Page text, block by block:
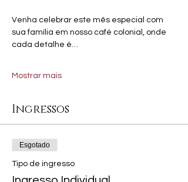
Venha celebrar este mês especial com
sua família em nosso café colonial, onde
cada detalhe é…
Mostrar mais
Ingressos
Esgotado
Tipo de ingresso